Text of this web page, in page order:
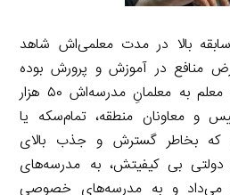
سابقه بالا در مدت معلمی‌اش شاهد
منافع در آموزش و پرورش بوده
است؛ مدیری که در هفته‌ معلم به معلمانِ مدرسه‌اش ۵۰ هزار
و معاونان منطقه، تمام‌سکه یا
که بخاطر گسترش و جذب بالای
بی کیفیتش، به مدرسه‌های
می‌داد و به مدرسه‌های خصوصی